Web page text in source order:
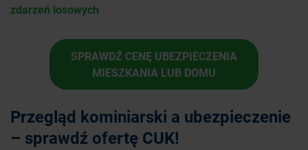
zdarzeń losowych
SPRAWDŹ CENĘ UBEZPIECZENIA
MIESZKANIA LUB DOMU
Przegląd kominiarski a ubezpieczenie
– sprawdź ofertę CUK!